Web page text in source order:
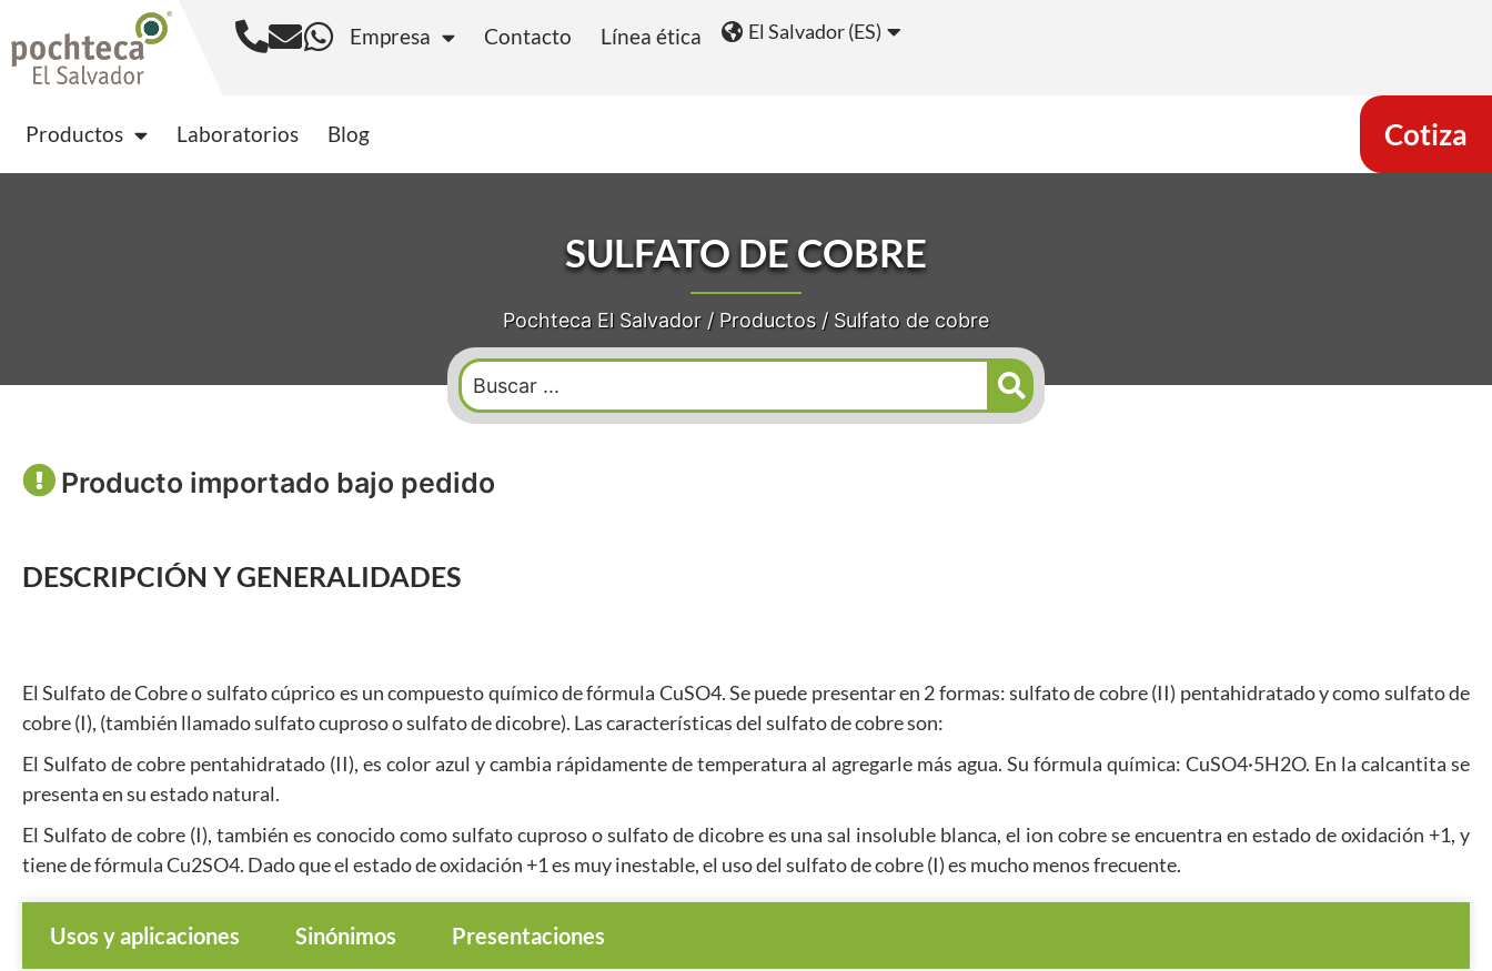
Cotiza
Empresa Contacto Línea ética El Salvador (ES)
Productos Laboratorios Blog
SULFATO DE COBRE
Pochteca El Salvador / Productos/ Sulfato de cobre
Producto importado bajo pedido
DESCRIPCIÓN Y GENERALIDADES
El Sulfato de Cobre o sulfato cúprico es un compuesto químico de fórmula CuSO4. Se puede presentar en 2 formas: sulfato de cobre (II) pentahidratado y como sulfato de
cobre (I), (también llamado sulfato cuproso o sulfato de dicobre). Las características del sulfato de cobre son:
El Sulfato de cobre pentahidratado (II), es color azul y cambia rápidamente de temperatura al agregarle más agua. Su fórmula química: CuSO4·5H2O. En la calcantita se
presenta en su estado natural.
El Sulfato de cobre (I), también es conocido como sulfato cuproso o sulfato de dicobre es una sal insoluble blanca, el ion cobre se encuentra en estado de oxidación +1, y
tiene de fórmula Cu2SO4. Dado que el estado de oxidación +1 es muy inestable, el uso del sulfato de cobre (I) es mucho menos frecuente.
Usos y aplicaciones Sinónimos Presentaciones